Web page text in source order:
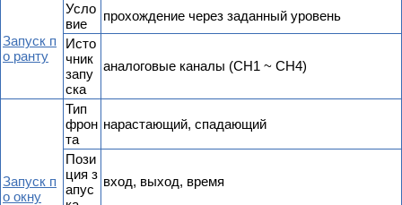
Запуск п
о ранту
Усло
вие
прохождение через заданный уровень
Исто
чник
запу
ска
аналоговые каналы (CH1 ~ CH4)
Запуск п
о окну
Тип
фрон
та
нарастающий, спадающий
Пози
ция з
апус
вход, выход, время